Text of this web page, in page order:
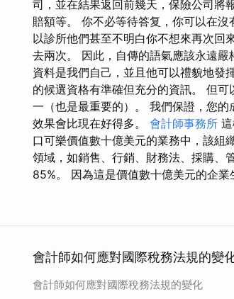
司，並在結果返回前幾天，保險公司將
賠額等。 你不必等待答复，你可以在
以診所他們甚至不明白你不想來再次回
去兩次。 因此，自傳的語氣應該永遠
資料是我們自己，並且他可以禮貌地發
的候選資格有準確但充分的資訊。 但
一（也是最重要的）。 我們保證，您
效果會比現在好得多。 會計師事務所
口可樂價值數十億美元的業務中，該組
領域，如銷售、行銷、財務法、採購、
85%。 因為這是價值數十億美元的企業
會計師如何應對國際稅務法規的變
會計師如何應對國際稅務法規的變化